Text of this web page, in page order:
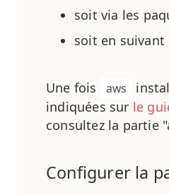
soit via les
soit en
Une fois aws
indiquées sur le
consultez la partie
Configurer la